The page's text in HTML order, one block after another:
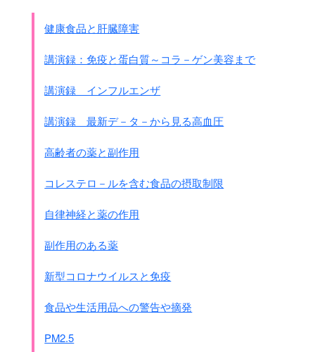
関東軍から100万円が入っていました。
｢証言｣
(ハバロフスクク裁判の尋問)
第100部隊の実践活動を指導して、
牛疫、羊痘、モザイクのごとき
指令を発したことであります。
これらの任務をいかに遂行しておるかを監督し、
細菌用兵器の製造についての
私は1932年8月5日、中国東北奉天に来て、
関東軍臨時病馬収容所は100部隊の前身だった。
健康食品と肝臓障害
講演録：免疫と蛋白質～コラ－ゲン美容まで
講演録 インフルエンザ
講演録 最新デ－タ－から見る高血圧
高齢者の薬と副作用
コレステロ－ルを含む食品の摂取制限
自律神経と薬の作用
副作用のある薬
新型コロナウイルスと免疫
食品や生活用品への警告や摘発
PM2.5